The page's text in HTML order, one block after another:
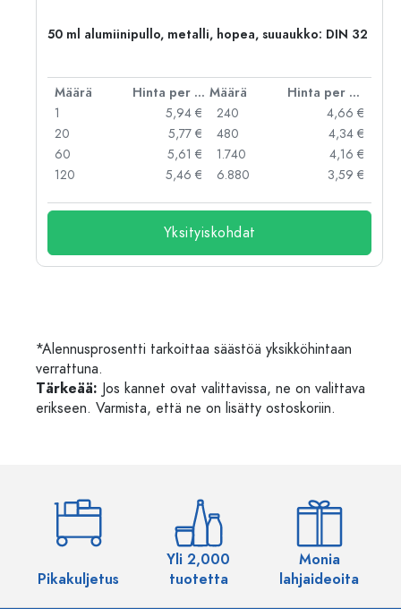
50 ml alumiinipullo, metalli, hopea, suuaukko: DIN 32
Määrä Hinta per kpl Määrä
Hinta per kpl
1
5,94 €
20
5,77 €
60
5,61 €
120
5,46 €
240
4,66 €
480
4,34 €
1.740
4,16 €
6.880
3,59 €
Yksityiskohdat
*Alennusprosentti tarkoittaa säästöä yksikköhintaan
verrattuna.
Tärkeää: Jos kannet ovat valittavissa, ne on valittava
erikseen. Varmista, että ne on lisätty ostoskoriin.
Pikakuljetus
Yli 2,000
tuotetta
Monia
lahjaideoita